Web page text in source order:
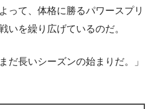
って、体格に勝るパワースプリ
いを繰り広げているのだ。
だ長いシーズンの始まりだ。」